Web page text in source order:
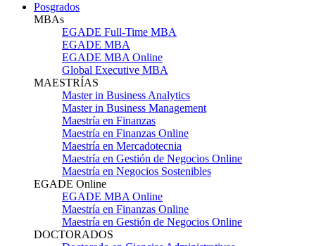
Posgrados
MBAs
EGADE Full-Time MBA
EGADE MBA
EGADE MBA Online
Global Executive MBA
MAESTRÍAS
Master in Business Analytics
Master in Business Management
Maestría en Finanzas
Maestría en Finanzas Online
Maestría en Mercadotecnia
Maestría en Gestión de Negocios Online
Maestría en Negocios Sostenibles
EGADE Online
EGADE MBA Online
Maestría en Finanzas Online
Maestría en Gestión de Negocios Online
DOCTORADOS